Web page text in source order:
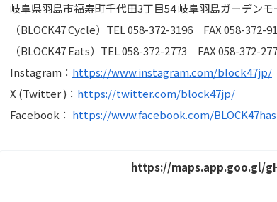
岐阜県羽島市福寿町千代田3丁目54 岐阜羽島ガーデンモ
（BLOCK47 Cycle）TEL 058-372-3196 FAX 058-372-
（BLOCK47 Eats）TEL 058-372-2773 FAX 058-372-
Instagram： https://www.instagram.com/block47jp/
X (Twitter )： https://twitter.com/block47jp/
Facebook： https://www.facebook.com/
https://maps.app.goo.gl/